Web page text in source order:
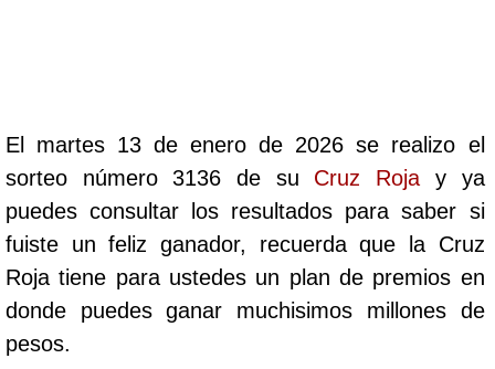
Cafeterito Noche
Caribeña Día
Caribeña Noche
Chontico Día
El martes 13 de enero de 2026 se realizo el
sorteo número 3136 de su Cruz Roja y ya
puedes consultar los resultados para saber si
fuiste un feliz ganador, recuerda que la Cruz
Roja tiene para ustedes un plan de premios en
donde puedes ganar muchisimos millones de
pesos.